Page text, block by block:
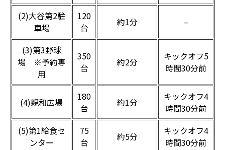
(2)大谷第2駐
車場
120
台
約1分 –
(3)第3野球
場 ※予約専
用
350
台
約2分
キックオフ5
時間30分前
(4)親和広場
180
台
約1分
キックオフ4
時間30分前
(5)第1給食セ
ンター
75
台
約5分
キックオフ4
時間30分前